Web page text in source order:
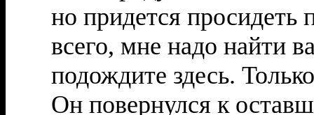
но придется
всего, мне надо найти
подождите здесь.
Он повернулся к